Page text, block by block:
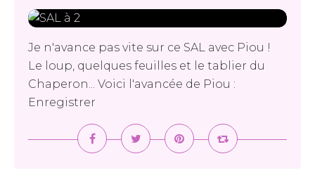
Je n'avance pas vite sur ce SAL avec Piou !
Le loup, quelques feuilles et le tablier du
Chaperon... Voici l'avancée de Piou :
Enregistrer